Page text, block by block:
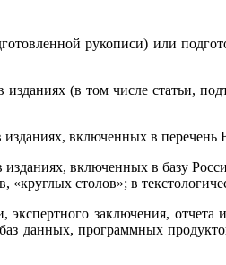
рукописи) или
(в том числе статьи,
включенных в
включенных в базу
«круглых столов»; в
экспертного заключения,
данных, программных